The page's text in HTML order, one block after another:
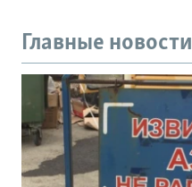
Главные новости